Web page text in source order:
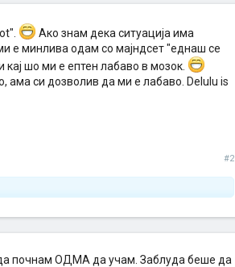
Ако знам дека ситуација има
е минлива одам со мајндсет "еднаш се
шо ми е ептен лабаво в мозок.
ама си дозволив да ми е лабаво. Delulu is
#2
почнам ОДМА да учам. Заблуда беше да